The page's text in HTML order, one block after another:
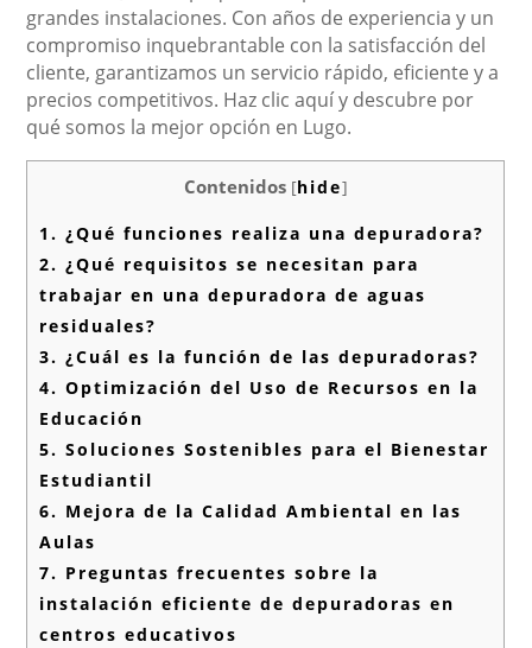
grandes instalaciones. Con años de experiencia y un
compromiso inquebrantable con la satisfacción del
cliente, garantizamos un servicio rápido, eficiente y a
precios competitivos. Haz clic aquí y descubre por
qué somos la mejor opción en Lugo.
Contenidos [hide]
1. ¿Qué funciones realiza una depuradora?
2. ¿Qué requisitos se necesitan para
trabajar en una depuradora de aguas
residuales?
3. ¿Cuál es la función de las depuradoras?
4. Optimización del Uso de Recursos en la
Educación
5. Soluciones Sostenibles para el Bienestar
Estudiantil
6. Mejora de la Calidad Ambiental en las
Aulas
7. Preguntas frecuentes sobre la
instalación eficiente de depuradoras en
centros educativos